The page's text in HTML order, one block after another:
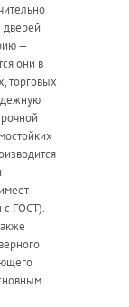
—
они в
торговых
с ГОСТ).